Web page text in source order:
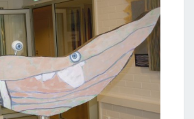
K
U
U
V
A